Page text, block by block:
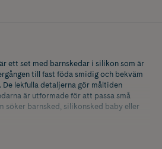
ett set med barnskedar i silikon som är
till fast föda smidig och bekväm
lekfulla detaljerna gör måltiden
är utformade för att passa små
söker barnsked, silikonsked baby eller